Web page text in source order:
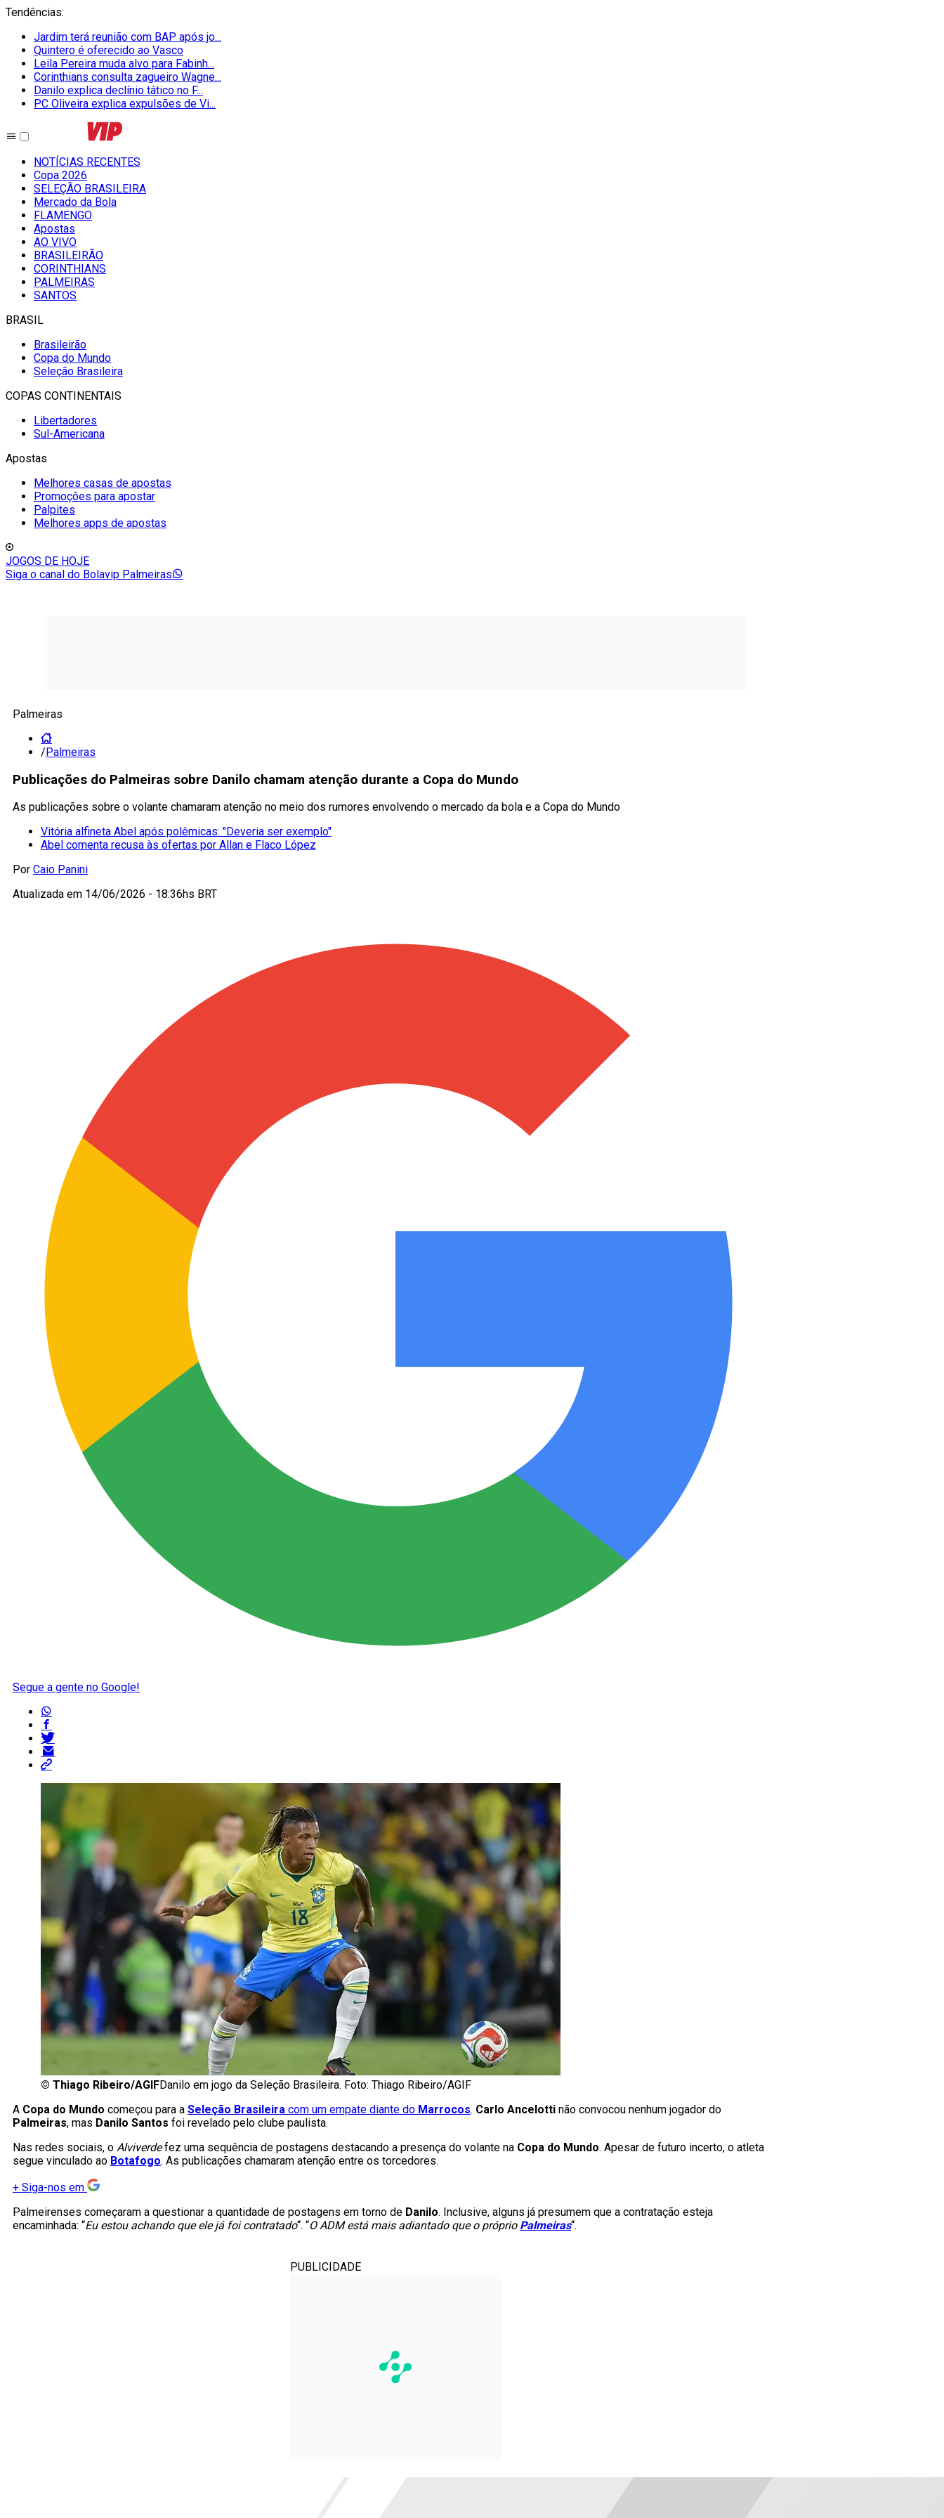
Tendências:
Jardim terá reunião com BAP após jo...
Quintero é oferecido ao Vasco
Leila Pereira muda alvo para Fabinh...
Corinthians consulta zagueiro Wagne...
Danilo explica declínio tático no F...
PC Oliveira explica expulsões de Vi...
NOTÍCIAS RECENTES
Copa 2026
SELEÇÃO BRASILEIRA
Mercado da Bola
FLAMENGO
Apostas
AO VIVO
BRASILEIRÃO
CORINTHIANS
PALMEIRAS
SANTOS
BRASIL
Brasileirão
Copa do Mundo
Seleção Brasileira
COPAS CONTINENTAIS
Libertadores
Sul-Americana
Apostas
Melhores casas de apostas
Promoções para apostar
Palpites
Melhores apps de apostas
JOGOS DE HOJE
Siga o canal do Bolavip Palmeiras
Palmeiras
/Palmeiras
Publicações do Palmeiras sobre Danilo chamam atenção durante a Copa do Mundo
As publicações sobre o volante chamaram atenção no meio dos rumores envolvendo o mercado da bola e a Copa do Mundo
Vitória alfineta Abel após polêmicas: "Deveria ser exemplo"
Abel comenta recusa às ofertas por Allan e Flaco López
Por Caio Panini
Atualizada em 14/06/2026 - 18:36hs BRT
Segue a gente no Google!
© Thiago Ribeiro/AGIFDanilo em jogo da Seleção Brasileira. Foto: Thiago Ribeiro/AGIF
A Copa do Mundo começou para a Seleção Brasileira com um empate diante do Marrocos. Carlo Ancelotti não convocou nenhum jogador do
Palmeiras, mas Danilo Santos foi revelado pelo clube paulista.
Nas redes sociais, o Alviverdefez uma sequência de postagens destacando a presença do volante na Copa do Mundo. Apesar de futuro incerto, o atleta
segue vinculado ao Botafogo. As publicações chamaram atenção entre os torcedores.
+ Siga-nos em
Palmeirenses começaram a questionar a quantidade de postagens em torno de Danilo. Inclusive, alguns já presumem que a contratação esteja
encaminhada: “Eu estou achando que ele já foi contratado“. “O ADM está mais adiantado que o próprio Palmeiras“.
PUBLICIDADE